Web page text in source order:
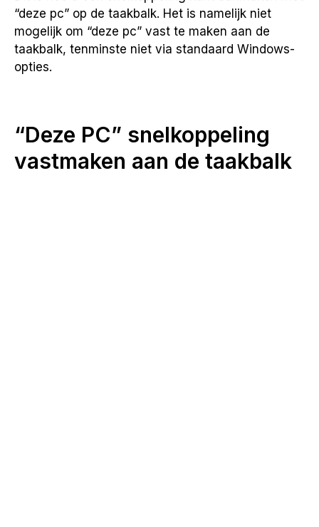
“deze pc” op de taakbalk. Het is namelijk niet
mogelijk om “deze pc” vast te maken aan de
taakbalk, tenminste niet via standaard Windows-
opties.
“Deze PC” snelkoppeling
vastmaken aan de taakbalk